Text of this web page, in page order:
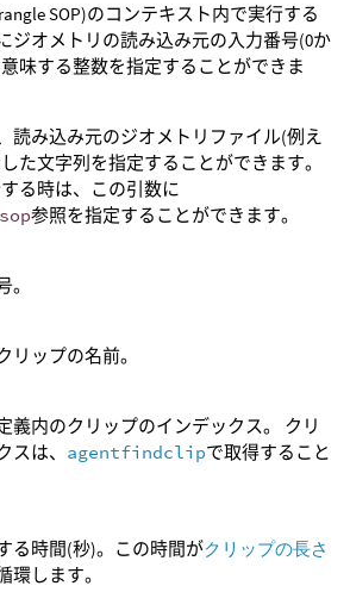
SOP)のコンテキスト内で実行する
ジオメトリの読み込み元の入力番号(0か
味する整数を指定することができま
読み込み元のジオメトリファイル(例え
た文字列を指定することができます。
る時は、この引数に
参照を指定することができます。
。
リップの名前。
義内のクリップのインデックス。 クリ
スは、 agentfindclipで取得すること
る時間(秒)。この時間がクリップの長さ
環します。